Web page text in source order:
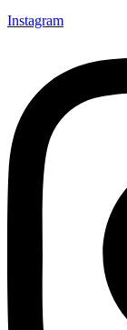
Instagram